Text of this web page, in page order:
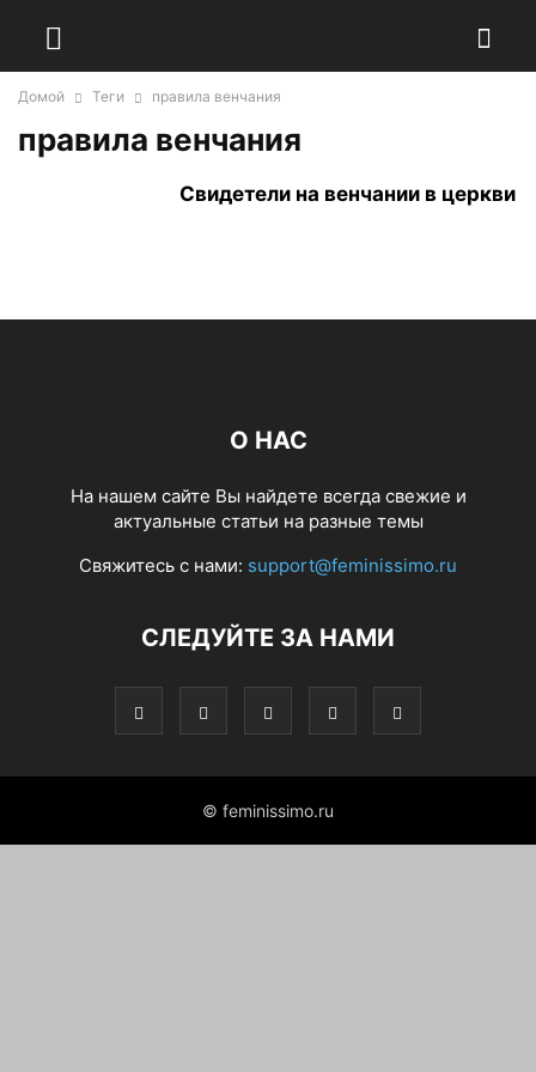
Домой Теги правила венчания
правила венчания
Свидетели на венчании в церкви
О НАС
На нашем сайте Вы найдете всегда свежие и
актуальные статьи на разные темы
Свяжитесь с нами: support@feminissimo.ru
СЛЕДУЙТЕ ЗА НАМИ
© feminissimo.ru